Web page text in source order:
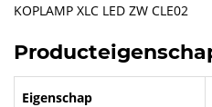
KOPLAMP XLC LED ZW CLE02
Eigenschap